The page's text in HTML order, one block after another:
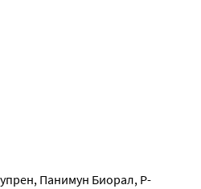
Панимун Биорал, Р-